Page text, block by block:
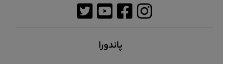
پاندورا